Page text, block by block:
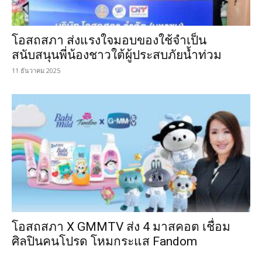
โอสถสภา ส่งแรงใจมอบของใช้จำเป็น
สนับสนุนพี่น้องชาวใต้ผู้ประสบภัยน้ำท่วม
11 ธันวาคม 2025
โอสถสภา X GMMTV ส่ง 4 มาสคอต เชื่อม
ศิลปินคนโปรด โหมกระแส Fandom